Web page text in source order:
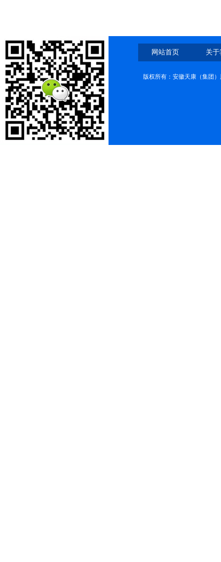
网站首页 关
版权所有：安徽天康（集团